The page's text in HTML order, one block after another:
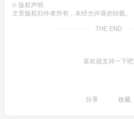
© 版权声明
文章版权归作者所有，未经允许请勿转载。
THE END
喜欢就支持一下吧
分享 收藏